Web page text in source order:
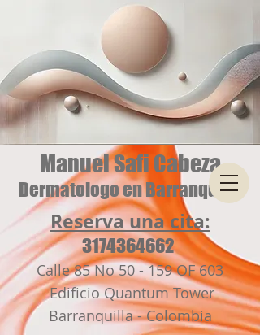
Manuel Safi Cabeza
Dermatologo en Barranquilla
Reserva una cita:
3174364662
Calle 85 No 50 - 159 OF 603
Edificio Quantum Tower
Barranquilla - Colombia